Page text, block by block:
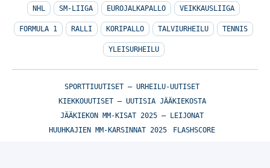
NHL SM-LIIGA EUROJALKAPALLO VEIKKAUSLIIGA
FORMULA 1 RALLI KORIPALLO TALVIURHEILU TENNIS
YLEISURHEILU
SPORTTIUUTISET – URHEILU-UUTISET
KIEKKOUUTISET – UUTISIA JÄÄKIEKOSTA
JÄÄKIEKON MM-KISAT 2025 – LEIJONAT
HUUHKAJIEN MM-KARSINNAT 2025
FLASHSCORE